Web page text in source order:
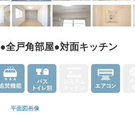
●全戸角部屋●対面キッチン
平面図画像